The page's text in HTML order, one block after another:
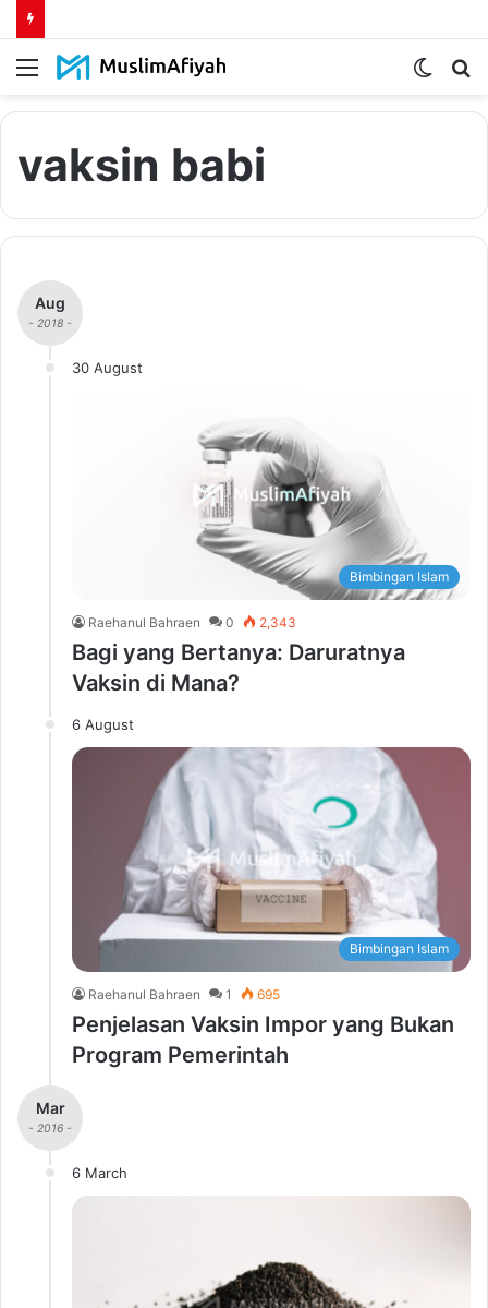
Menu
Switch
vaksin babi
Aug
- 2018 -
30 August
Bimbingan Islam
Raehanul Bahraen 0 2,343
Bagi yang Bertanya: Daruratnya
Vaksin di Mana?
6 August
Bimbingan Islam
Raehanul Bahraen 1 695
Penjelasan Vaksin Impor yang Bukan
Program Pemerintah
Mar
- 2016 -
6 March